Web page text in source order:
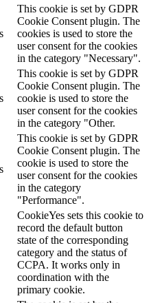
This cookie is set by GDPR
Cookie Consent plugin. The
cookies is used to store the
user consent for the cookies
in the category "Necessary".
This cookie is set by GDPR
Cookie Consent plugin. The
cookie is used to store the
user consent for the cookies
in the category "Other.
This cookie is set by GDPR
Cookie Consent plugin. The
cookie is used to store the
user consent for the cookies
in the category
"Performance".
CookieYes sets this cookie to
record the default button
state of the corresponding
category and the status of
CCPA. It works only in
coordination with the
primary cookie.